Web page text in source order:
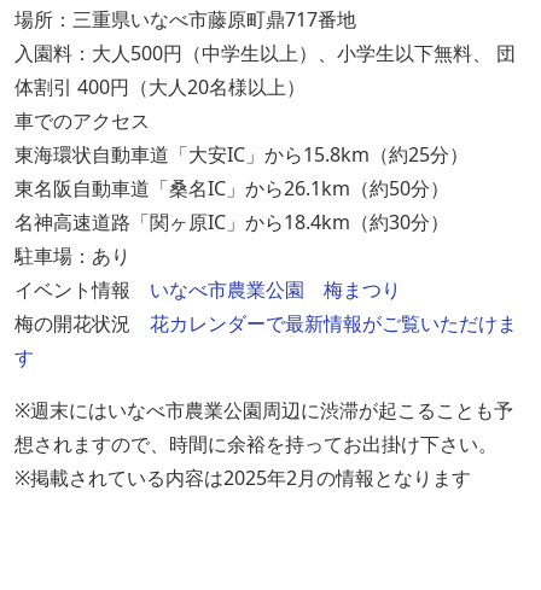
場所：三重県いなべ市藤原町鼎717番地
入園料：大人500円（中学生以上）、小学生以下無料、 団
体割引 400円（大人20名様以上）
車でのアクセス
東海環状自動車道「大安IC」から15.8km（約25分）
東名阪自動車道「桑名IC」から26.1km（約50分）
名神高速道路「関ヶ原IC」から18.4km（約30分）
駐車場：あり
イベント情報 いなべ市農業公園 梅まつり
梅の開花状況 花カレンダーで最新情報がご覧いただけま
す
※週末にはいなべ市農業公園周辺に渋滞が起こることも予
想されますので、時間に余裕を持ってお出掛け下さい。
※掲載されている内容は2025年2月の情報となります